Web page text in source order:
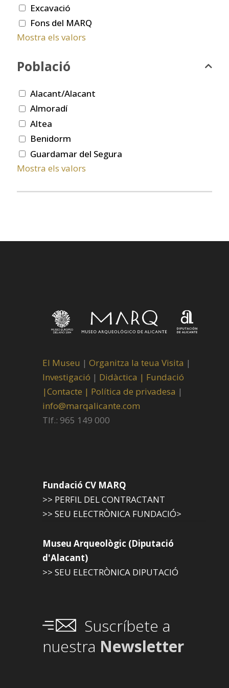
Excavació
Fons del MARQ
Mostra els valors
Població
Alacant/Alacant
Almoradí
Altea
Benidorm
Guardamar del Segura
Mostra els valors
El Museu | Organitza la teua Visita |
Investigació | Didàctica | Fundació
|Contacte | Política de privadesa |
info@marqalicante.com
Tlf.: 965 149 000
Fundació CV MARQ
>> PERFIL DEL CONTRACTANT
>> SEU ELECTRÒNICA FUNDACIÓ>
Museu Arqueològic (Diputació
d'Alacant)
>> SEU ELECTRÒNICA DIPUTACIÓ
Suscríbete a
nuestra Newsletter